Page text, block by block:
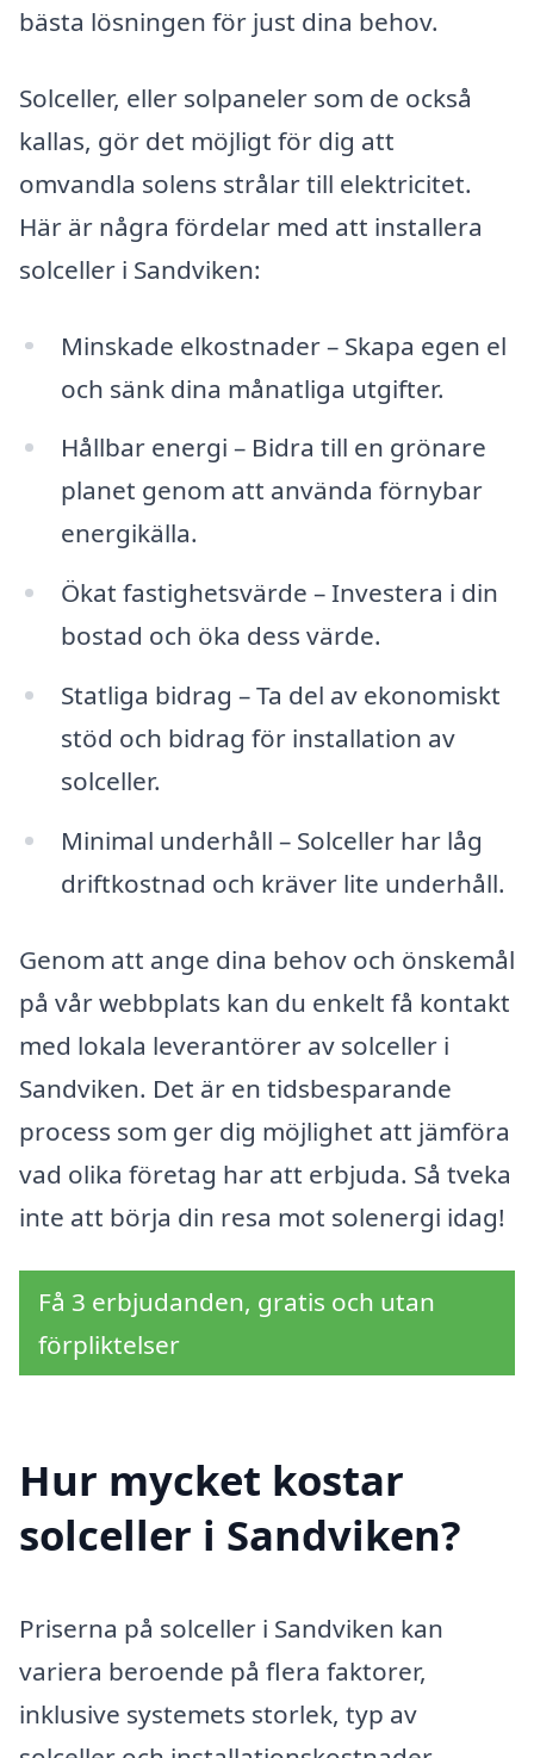
bästa lösningen för just dina behov.
Solceller, eller solpaneler som de också
kallas, gör det möjligt för dig att
omvandla solens strålar till elektricitet.
Här är några fördelar med att installera
solceller i Sandviken:
Minskade elkostnader – Skapa egen el
och sänk dina månatliga utgifter.
Hållbar energi – Bidra till en grönare
planet genom att använda förnybar
energikälla.
Ökat fastighetsvärde – Investera i din
bostad och öka dess värde.
Statliga bidrag – Ta del av ekonomiskt
stöd och bidrag för installation av
solceller.
Minimal underhåll – Solceller har låg
driftkostnad och kräver lite underhåll.
Genom att ange dina behov och önskemål
på vår webbplats kan du enkelt få kontakt
med lokala leverantörer av solceller i
Sandviken. Det är en tidsbesparande
process som ger dig möjlighet att jämföra
vad olika företag har att erbjuda. Så tveka
inte att börja din resa mot solenergi idag!
Få 3 erbjudanden, gratis och utan
förpliktelser
Hur mycket kostar
solceller i Sandviken?
Priserna på solceller i Sandviken kan
variera beroende på flera faktorer,
inklusive systemets storlek, typ av